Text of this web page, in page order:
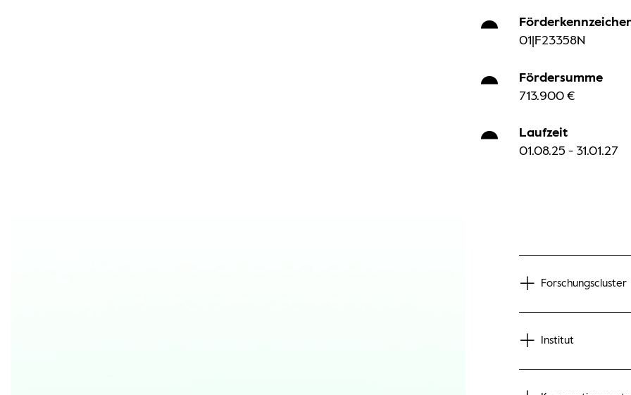
01|F23358N
Fördersumme
713.900 €
Laufzeit
01.08.25 - 31.01.27
Forschungscluster
Institut